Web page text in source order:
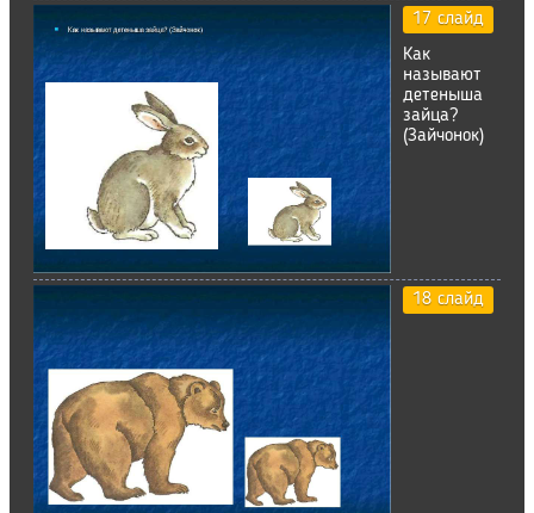
17 слайд
Как
называют
детеныша
зайца?
(Зайчонок)
18 слайд